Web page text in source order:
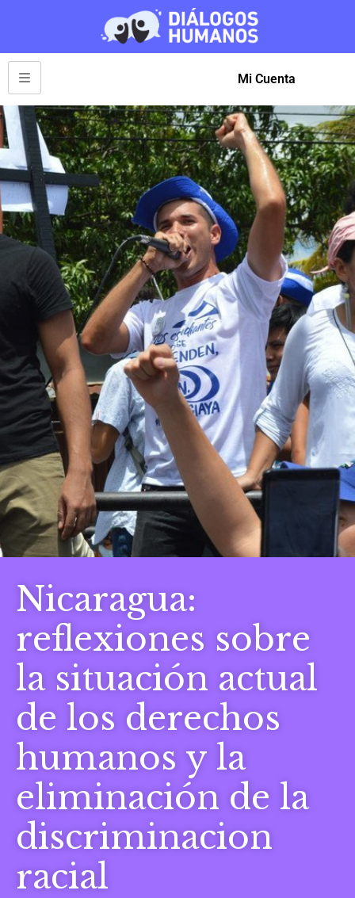
Mi Cuenta
Nicaragua:
reflexiones sobre
la situación actual
de los derechos
humanos y la
eliminación de la
discriminacion
racial